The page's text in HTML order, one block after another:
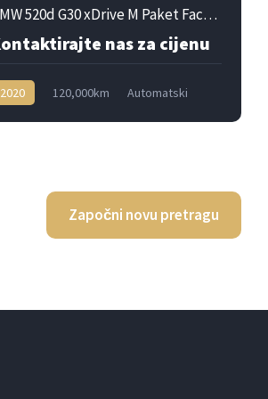
BMW 520d G30 xDrive M Paket Facelift
nas za cijenu
2020 120,000km
Automatski
Započni novu pretragu